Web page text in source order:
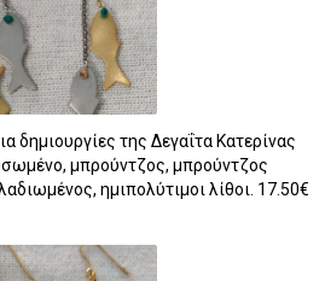
δημιουργίες της Δεγαΐτα Κατερίνας
μπρούντζος, μπρούντζος
ημιπολύτιμοι λίθοι. 17.50€